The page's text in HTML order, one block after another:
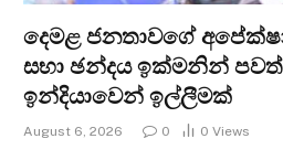
දෙමළ ජනතාවගේ
සභා ඡන්දය ඉක්මනින්
ඉන්දියාවෙන් ඉල්ලීමක්
August 6, 2026 0 0 Views